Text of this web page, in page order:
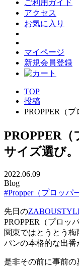
ご利用ガイド
アクセス
お気に入り
マイページ
新規会員登録
TOP
投稿
PROPPER（
PROPPER（
サイズ選び。
2022.06.09
Blog
#Propper（プロッパ
先日の
PROPPER（プロッ
関東ではとうとう
パンの本格的な出番
是非その前に事前の